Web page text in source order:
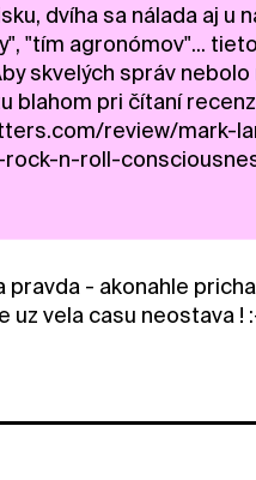
dvíha sa nálada aj u
"tím agronómov"...
skvelých správ
blahom pri čítaní
review/mark-
n-roll-
- akonahle
vela casu neostava !